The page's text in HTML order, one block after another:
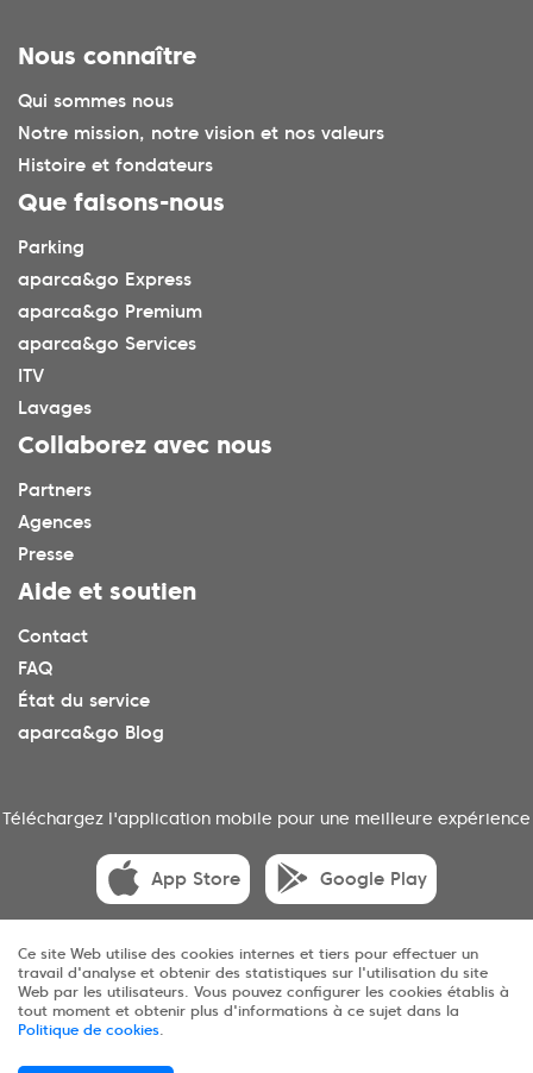
Nous connaître
Qui sommes nous
Notre mission, notre vision et nos valeurs
Histoire et fondateurs
Que faisons-nous
Parking
aparca&go Express
aparca&go Premium
aparca&go Services
ITV
Lavages
Collaborez avec nous
Partners
Agences
Presse
Aide et soutien
Contact
FAQ
État du service
aparca&go Blog
Téléchargez l'application mobile pour une meilleure expérience
App Store Google Play
© 2025 aparca&go Tous droits réservés
Confidentialité
Ce site Web utilise des cookies internes et tiers pour effectuer un
travail d'analyse et obtenir des statistiques sur l'utilisation du site
Web par les utilisateurs. Vous pouvez configurer les cookies établis à
tout moment et obtenir plus d'informations à ce sujet dans la
Politique de cookies.